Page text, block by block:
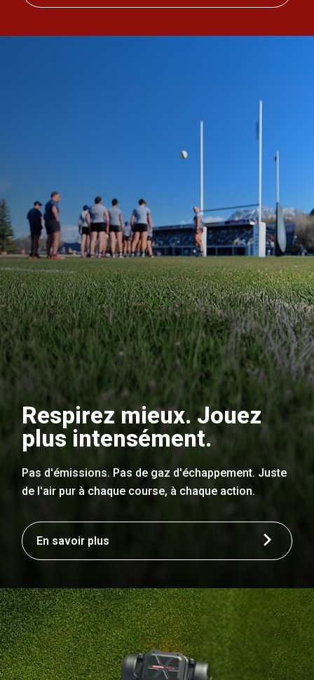
Respirez mieux. Jouez
plus intensément.
Pas d'émissions. Pas de gaz d'échappement. Juste
de l'air pur à chaque course, à chaque action.
En savoir plus